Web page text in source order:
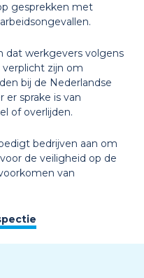
gesprekken met
dat werkgevers volgens
zijn om
bij de Nederlandse
er sprake is van
of overlijden.
bedrijven aan om
de veiligheid op de
van